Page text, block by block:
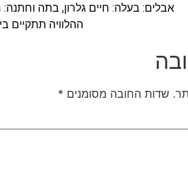
אבלים: בעלה: חיים גלרון, בתה וחתנה:
ההלוויה תתקיים ביום ה' ה- 24.10.13, בשעה 14.00,
שדות החובה מסומנים *